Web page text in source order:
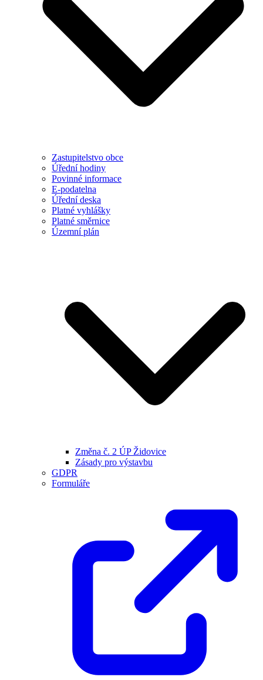
Zastupitelstvo obce
Úřední hodiny
Povinné informace
E-podatelna
Úřední deska
Platné vyhlášky
Platné směrnice
Územní plán
Změna č. 2 ÚP Židovice
Zásady pro výstavbu
GDPR
Formuláře